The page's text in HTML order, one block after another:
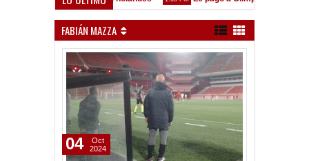
FABIÁN MAZZA
04
Oct
2024